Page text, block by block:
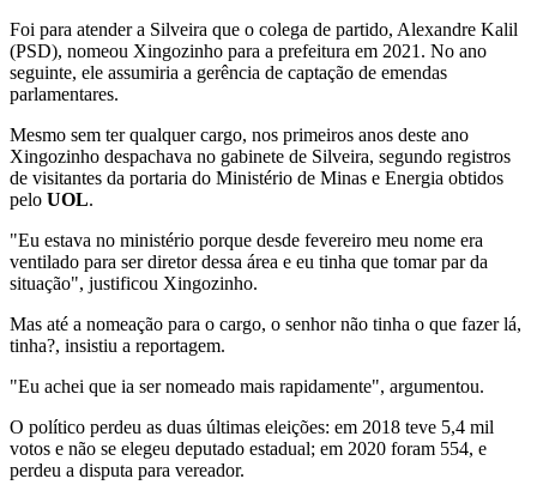
Foi para atender a Silveira que o colega de partido, Alexandre Kalil
(PSD), nomeou Xingozinho para a prefeitura em 2021. No ano
seguinte, ele assumiria a gerência de captação de emendas
parlamentares.
Mesmo sem ter qualquer cargo, nos primeiros anos deste ano
Xingozinho despachava no gabinete de Silveira, segundo registros
de visitantes da portaria do Ministério de Minas e Energia obtidos
pelo UOL.
"Eu estava no ministério porque desde fevereiro meu nome era
ventilado para ser diretor dessa área e eu tinha que tomar par da
situação", justificou Xingozinho.
Mas até a nomeação para o cargo, o senhor não tinha o que fazer lá,
tinha?, insistiu a reportagem.
"Eu achei que ia ser nomeado mais rapidamente", argumentou.
O político perdeu as duas últimas eleições: em 2018 teve 5,4 mil
votos e não se elegeu deputado estadual; em 2020 foram 554, e
perdeu a disputa para vereador.